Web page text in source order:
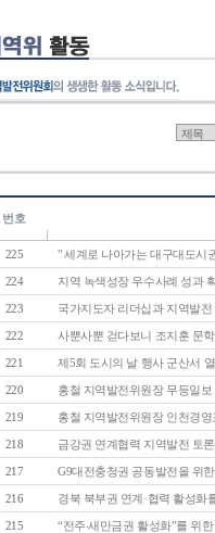
번호
225 " 세계로 나아가는 대구대도시
224 지역 녹색성장 우수사례 성과
223 국가지도자 리더십과 지역발
222 사뿐사뿐 걷다보니 조지훈 문
221 제5회 도시의 날 행사 군산서
220 홍철 지역발전위원장 무등일
219 홍철 지역발전위원장 인천경영
218 금강권 연계협력 지역발전 토
217 G9대전충청권 공동발전을 위
216 경북 북부권 연계·협력 활성화
215 “전주‧새만금권 활성화”를 위